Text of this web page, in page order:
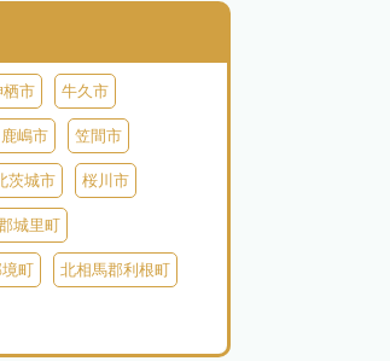
栖市 牛久市
鹿嶋市 笠間市
茨城市 桜川市
城里町
町 北相馬郡利根町